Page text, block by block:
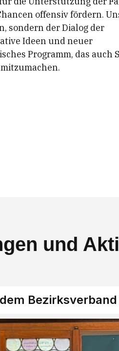
offensiv fördern.
sondern der Dialog der
Ideen und neuer
Programm, das auch
und
Bezirksverband